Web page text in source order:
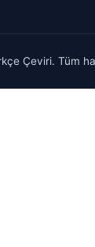
Çeviri. Tüm